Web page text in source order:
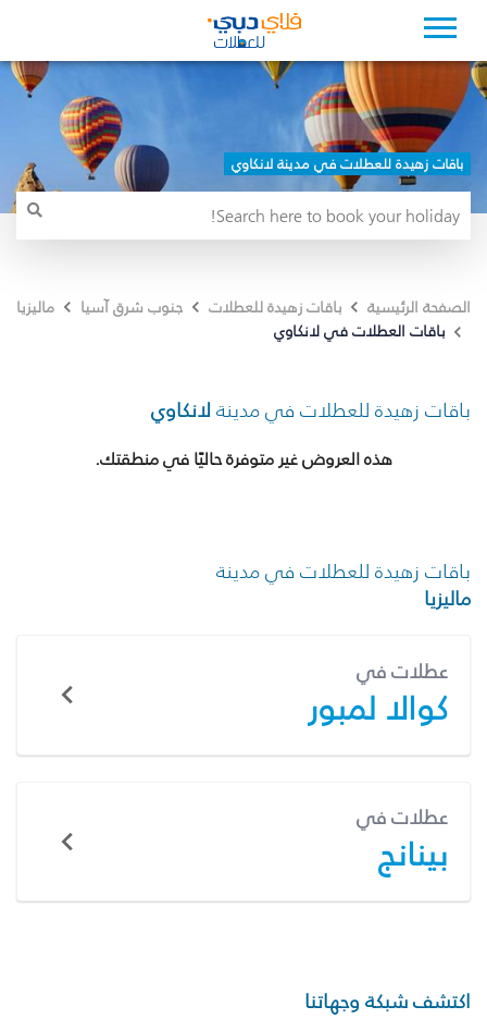
باقات زهيدة للعطلات في مدينة لانكاوي
الصفحة الرئيسية باقات زهيدة للعطلات جنوب شرق آسيا
ماليزيا
باقات العطلات في لانكاوي
باقات زهيدة للعطلات في مدينة لانكاوي
هذه العروض غير متوفرة حاليًا في منطقتك.
باقات زهيدة للعطلات في مدينة
ماليزيا
عطلات في
كوالا لمبور
عطلات في
بينانج
اكتشف شبكة وجهاتنا